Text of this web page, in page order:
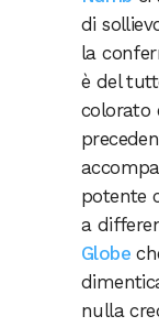
di
la
è del
colorato
potente
a
Globe
nulla